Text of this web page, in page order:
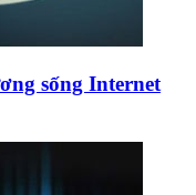
sống Internet